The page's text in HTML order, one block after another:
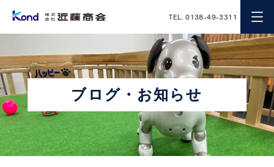
近藤商会
TEL. 0138-49-3311
ブログ・お知らせ